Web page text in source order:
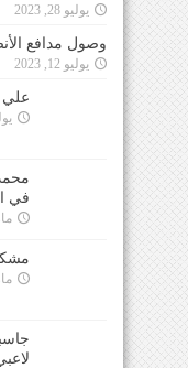
يوليو 28, 2023
وصول مدافع
يوليو 12, 2023
علي
في